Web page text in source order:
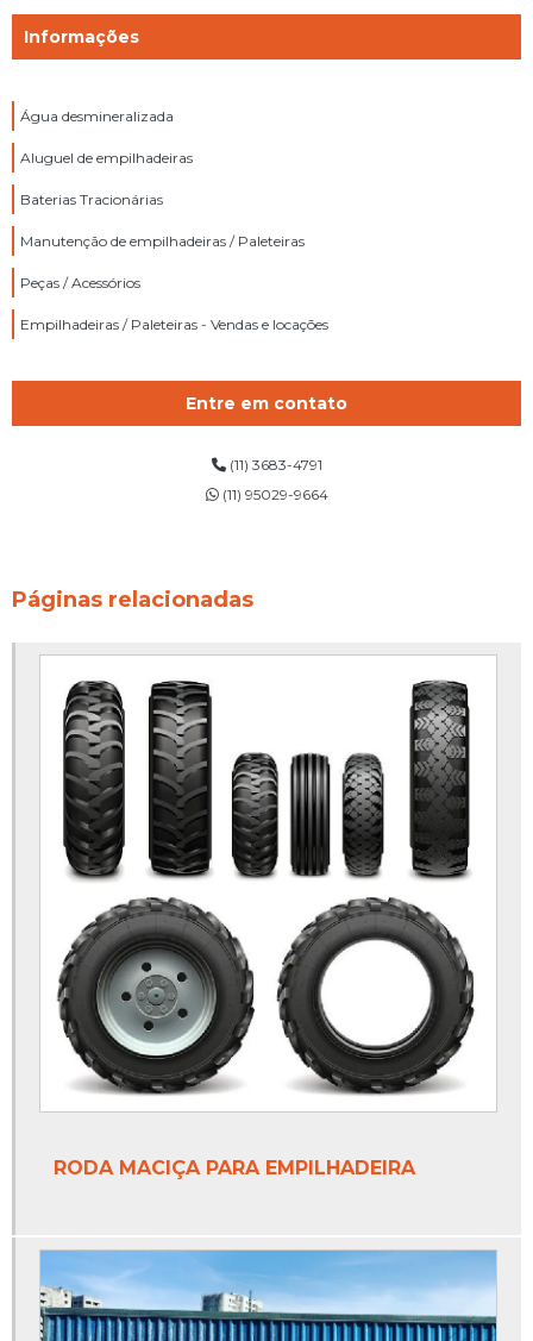
Informações
Água desmineralizada
Aluguel de empilhadeiras
Baterias Tracionárias
Manutenção de empilhadeiras / Paleteiras
Peças / Acessórios
Empilhadeiras / Paleteiras - Vendas e locações
Entre em contato
(11) 3683-4791
(11) 95029-9664
Páginas relacionadas
RODA MACIÇA PARA EMPILHADEIRA